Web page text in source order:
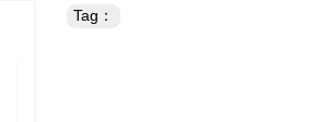
Tag：